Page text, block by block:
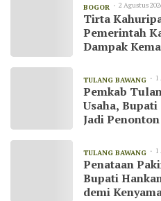
BOGOR 2 Agustus
Tirta
Pemerintah
Dampak
TULANG BAWANG 1
Pemkab
Usaha,
Jadi Penonton
TULANG BAWANG 1
Penataan
Bupati
demi